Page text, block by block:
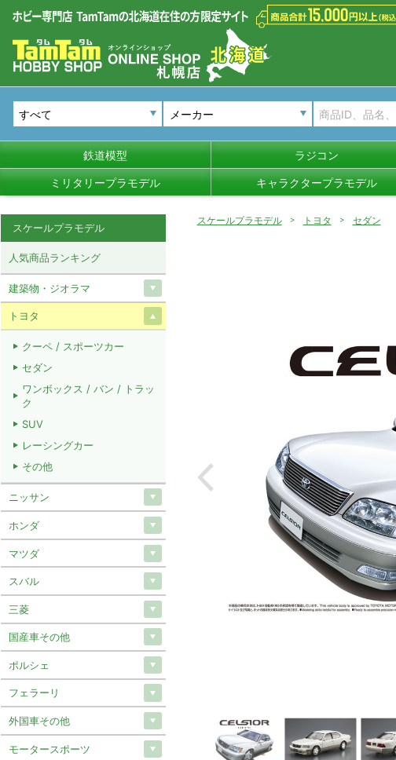
メーカー
鉄道模型 ラジコン
ミリタリープラモデル キャラクタープラモデル
スケールプラモデル トヨタ セダン
スケールプラモデル
人気商品ランキング
建築物・ジオラマ
トヨタ
クーペ / スポーツカー
セダン
ワンボックス / バン / トラッ
ク
SUV
レーシングカー
その他
ニッサン
ホンダ
マツダ
スバル
三菱
国産車その他
ポルシェ
フェラーリ
外国車その他
モータースポーツ